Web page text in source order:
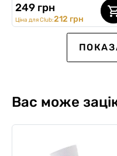
249 грн
Ціна для Club:212 грн
Вас може